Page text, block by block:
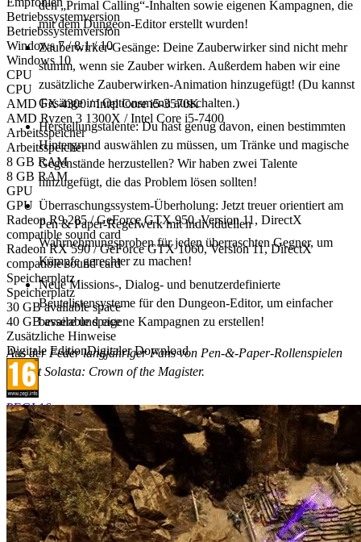
den „Primal Calling“-Inhalten sowie eigenen Kampagnen, die
mit dem Dungeon-Editor erstellt wurden!
Zauberwirker-Gesänge: Deine Zauberwirker sind nicht mehr
stumm, wenn sie Zauber wirken. Außerdem haben wir eine
zusätzliche Zauberwirken-Animation hinzugefügt! (Du kannst
Gesänge im Optionsmenü ausschalten.)
Herstellungstalente: Du hast genug davon, einen bestimmten
Hintergrund auswählen zu müssen, um Tränke und magische
Gegenstände herzustellen? Wir haben zwei Talente
hinzugefügt, die das Problem lösen sollten!
Überraschungssystem-Überholung: Jetzt treuer orientiert am
Pen & Paper-Regelwerk mit individuellen
Wahrnehmungsproben für jeden überraschten Gegner, um
Kämpfe gerechter zu machen!
Neue Missions-, Dialog- und benutzerdefinierte
Beutelistensysteme für den Dungeon-Editor, um einfacher
bessere und eigene Kampagnen zu erstellen!
Aus der Feder langjähriger Fans von Pen-&-Paper-Rollenspielen
kommt Solasta: Crown of the Magister.
Betriebssystemversion
Betriebssystemversion
Windows 7 / 8.1 / 10
Windows 10
CPU
CPU
AMD FX 4300 / Intel Core i5-3570K
AMD Ryzen 3 1300X / Intel Core i5-7400
Arbeitsspeicher
Arbeitsspeicher
8 GB RAM
8 GB RAM
GPU
GPU
Radeon R9 285 / GeForce GTX 950, Version 11, DirectX
compatible sound card
Radeon RX 590 / GeForce GTX 1060, Version 11, DirectX
compatible sound card
Speicherplatz
Speicherplatz
30 GB available space
40 GB available space
Zusätzliche Hinweise
Digitale EditionDigitaler Download
PEGI 16
Plattform
Steam
Price watch
Dieses Produkt ist derzeit nicht auf Lager
Add to wishlist
Aktivierung